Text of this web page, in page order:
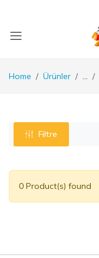
Home Ürünler ...
Filtre
0 Product(s) found